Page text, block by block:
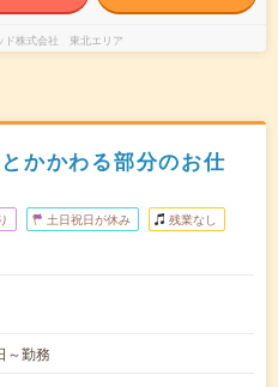
ド株式会社 東北エリア
かかわる部分のお仕
土日祝日が休み 残業なし
～勤務